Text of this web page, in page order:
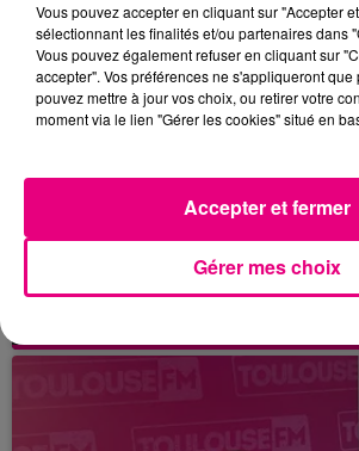
Affaire Jubillar : le procès
Vous pouvez accepter en cliquant sur "Accepter
sélectionnant les finalités et/ou partenaires dans
Vous pouvez également refuser en cliquant sur
accepter". Vos préférences ne s'appliqueront que
pouvez mettre à jour vos choix, ou retirer votre
moment via le lien "Gérer les cookies" situé en
Gérer mes choix
Accepter et fermer